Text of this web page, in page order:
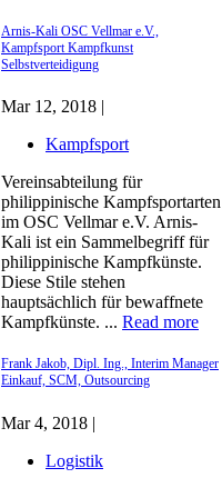
Arnis-Kali OSC Vellmar e.V.,
Kampfsport Kampfkunst
Selbstverteidigung
Mar 12, 2018 |
Kampfsport
Vereinsabteilung für
philippinische Kampfsportarten
im OSC Vellmar e.V. Arnis-
Kali ist ein Sammelbegriff für
philippinische Kampfkünste.
Diese Stile stehen
hauptsächlich für bewaffnete
Kampfkünste. ... Read more
Frank Jakob, Dipl. Ing., Interim Manager
Einkauf, SCM, Outsourcing
Mar 4, 2018 |
Logistik